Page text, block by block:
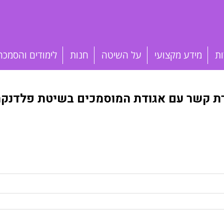
מידע מקצועי על השיטה חנות לימודים
קשר עם אגודת המוסמכים בשיטת